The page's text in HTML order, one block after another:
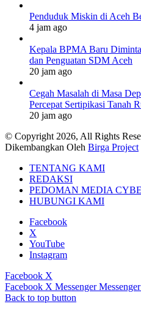
Penduduk Miskin di Aceh
4 jam ago
Kepala BPMA Baru
dan Penguatan SDM Aceh
20 jam ago
Cegah Masalah di Masa
Percepat Sertipikasi Tanah
20 jam ago
© Copyright 2026, All Rights
Dikembangkan Oleh Birga Project
TENTANG KAMI
REDAKSI
PEDOMAN MEDIA
HUBUNGI KAMI
Facebook
X
YouTube
Instagram
Facebook X
Facebook X Messenger Messenger
Back to top button